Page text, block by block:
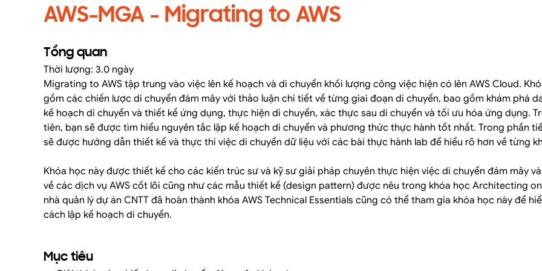
AWS-MGA - Migrating to AWS
Tổng quan
Thời lượng: 3.0 ngày
Migrating to AWS tập trung vào việc lên kế hoạch và di chuyển khối lượng công việc hiện có lên AWS Cloud.
gồm các chiến lược di chuyển đám mây với thảo luận chi tiết về từng giai đoạn di chuyển, bao gồm khám phá
kế hoạch di chuyển và thiết kế ứng dụng, thực hiện di chuyển, xác thực sau di chuyển và tối ưu hóa ứng dụng.
tiên, bạn sẽ được tìm hiểu nguyên tắc lập kế hoạch di chuyển và phương thức thực hành tốt nhất. Trong phần
sẽ được hướng dẫn thiết kế và thực thi việc di chuyển dữ liệu với các bài thực hành lab để hiểu rõ hơn về từng
Khóa học này được thiết kế cho các kiến trúc sư và kỹ sư giải pháp chuyên thực hiện việc di chuyển đám mây
về các dịch vụ AWS cốt lõi cũng như các mẫu thiết kế (design pattern) được nêu trong khóa học Architecting on
nhà quản lý dự án CNTT đã hoàn thành khóa AWS Technical Essentials cũng có thể tham gia khóa học này để
cách lập kế hoạch di chuyển.
Mục tiêu